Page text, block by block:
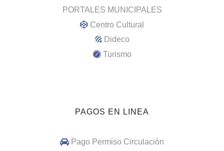
PORTALES MUNICIPALES
Centro Cultural
Dideco
Turismo
PAGOS EN LINEA
Pago Permiso Circulación